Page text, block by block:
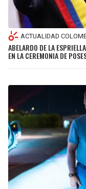
LIGA DE EXPANSIÓN
LEAGUES CUP
UEFA EUROPA LEAGUE
UEFA CONFERENCE
MLS
COPA SUDAMERICANA
LIGA BETPLAY
OTRAS LIGAS
RAIDERS
CHARGERS
BROWNS
STEELERS
CAVALIERS
PISTONS
HAWKS
HORNETS
ACTUALIDAD
ABELARDO DE LA
EN LA CEREMONIA DE